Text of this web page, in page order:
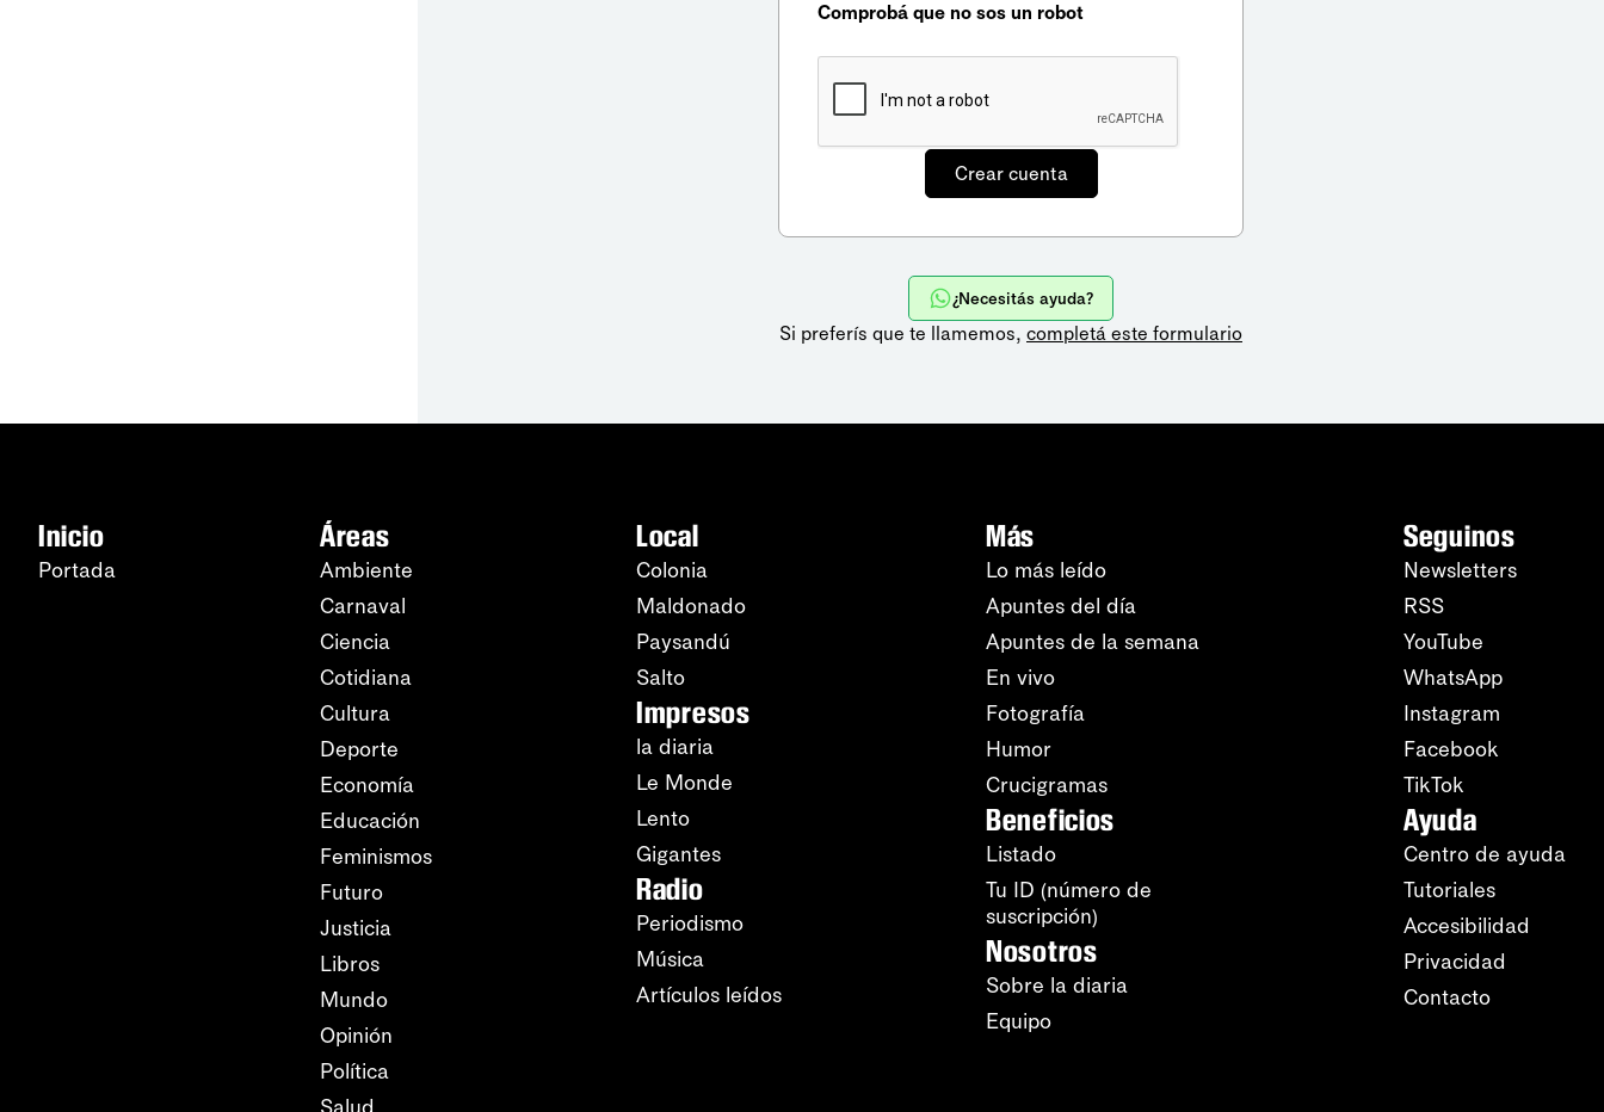
Comprobá que no sos un robot
¿Necesitás ayuda?
Si preferís que te llamemos, completá este formulario
Inicio
Portada
Áreas
Ambiente
Carnaval
Ciencia
Cotidiana
Cultura
Deporte
Economía
Educación
Feminismos
Futuro
Justicia
Libros
Mundo
Opinión
Política
Local
Colonia
Maldonado
Paysandú
Salto
Impresos
la diaria
Le Monde
Lento
Gigantes
Radio
Periodismo
Música
Artículos leídos
Más
Lo más leído
Apuntes del día
Apuntes de la semana
En vivo
Fotografía
Humor
Crucigramas
Beneficios
Listado
Tu ID (número de
suscripción)
Nosotros
Sobre la diaria
Equipo
Seguinos
Newsletters
RSS
YouTube
WhatsApp
Instagram
Facebook
TikTok
Ayuda
Centro de ayuda
Tutoriales
Accesibilidad
Privacidad
Contacto